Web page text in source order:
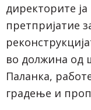
директорите
претпријатие
во должина од
Паланка,
градење и